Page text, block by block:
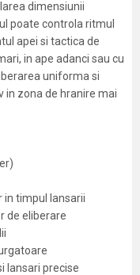
dimensiunii
poate controla ritmul
apei si tactica de
in ape adanci sau cu
uniforma si
in zona de hranire mai
in timpul lansarii
de eliberare
lansari precise